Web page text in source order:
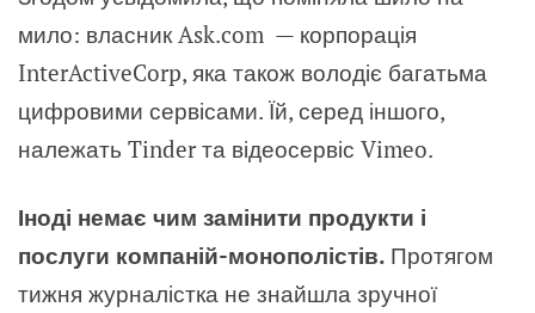
мило: власник Ask.com — корпорація
InterActiveCorp, яка також володіє багатьма
цифровими сервісами. Їй, серед іншого,
належать Tinder та відеосервіс Vimeo.
Іноді немає чим замінити продукти і
послуги компаній-монополістів. Протягом
тижня журналістка не знайшла зручної